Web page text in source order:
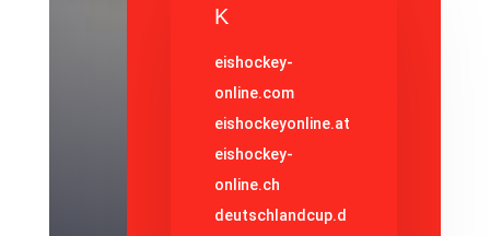
K
eishockey-
online.com
eishockeyonline.at
eishockey-
online.ch
deutschlandcup.d